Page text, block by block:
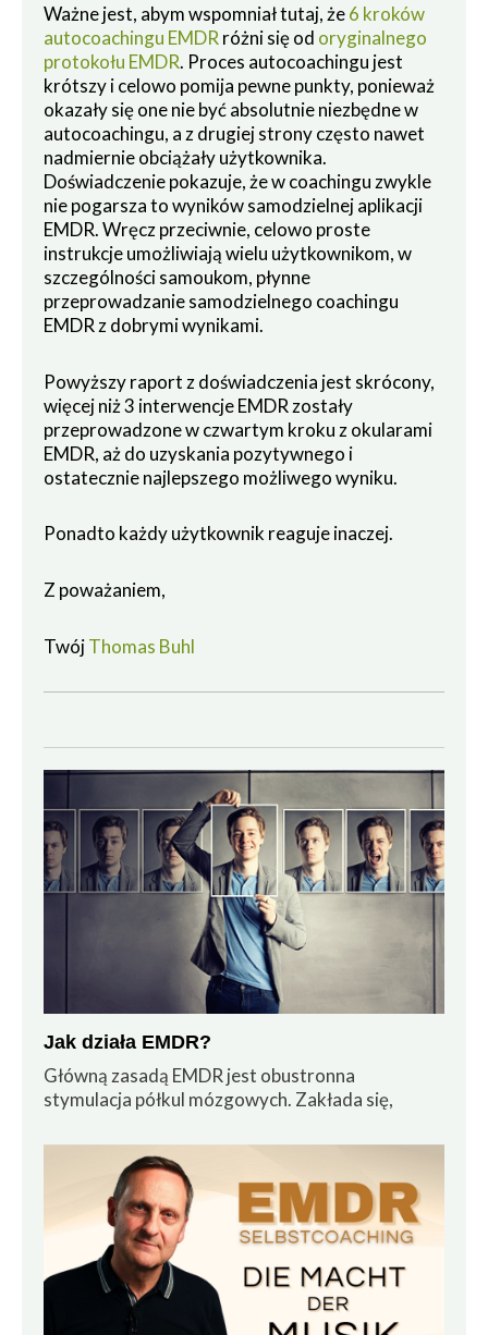
Ważne jest, abym wspomniał tutaj, że6 kroków
autocoachingu EMDR różni się od oryginalnego
protokołu EMDR. Proces autocoachingu jest
krótszy i celowo pomija pewne punkty, ponieważ
okazały się one nie być absolutnie niezbędne w
autocoachingu, a z drugiej strony często nawet
nadmiernie obciążały użytkownika.
Doświadczenie pokazuje, że w coachingu zwykle
nie pogarsza to wyników samodzielnej aplikacji
EMDR. Wręcz przeciwnie, celowo proste
instrukcje umożliwiają wielu użytkownikom, w
szczególności samoukom, płynne
przeprowadzanie samodzielnego coachingu
EMDR z dobrymi wynikami.
Powyższy raport z doświadczenia jest skrócony,
więcej niż 3 interwencje EMDR zostały
przeprowadzone w czwartym kroku z okularami
EMDR, aż do uzyskania pozytywnego i
ostatecznie najlepszego możliwego wyniku.
Ponadto każdy użytkownik reaguje inaczej.
Z poważaniem,
TwójThomas Buhl
Jak działa EMDR?
Główną zasadą EMDR jest obustronna
stymulacja półkul mózgowych. Zakłada się,